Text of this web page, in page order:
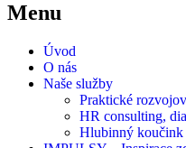
Menu
Úvod
O nás
Naše služby
Praktické
HR consulting,
Hlubinný koučink